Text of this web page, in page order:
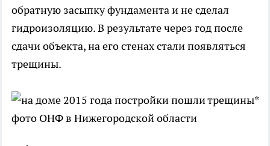
обратную засыпку фундамента и не сделал
гидроизоляцию. В результате через год после
сдачи объекта, на его стенах стали появляться
трещины.
*
фото ОНФ в Нижегородской области